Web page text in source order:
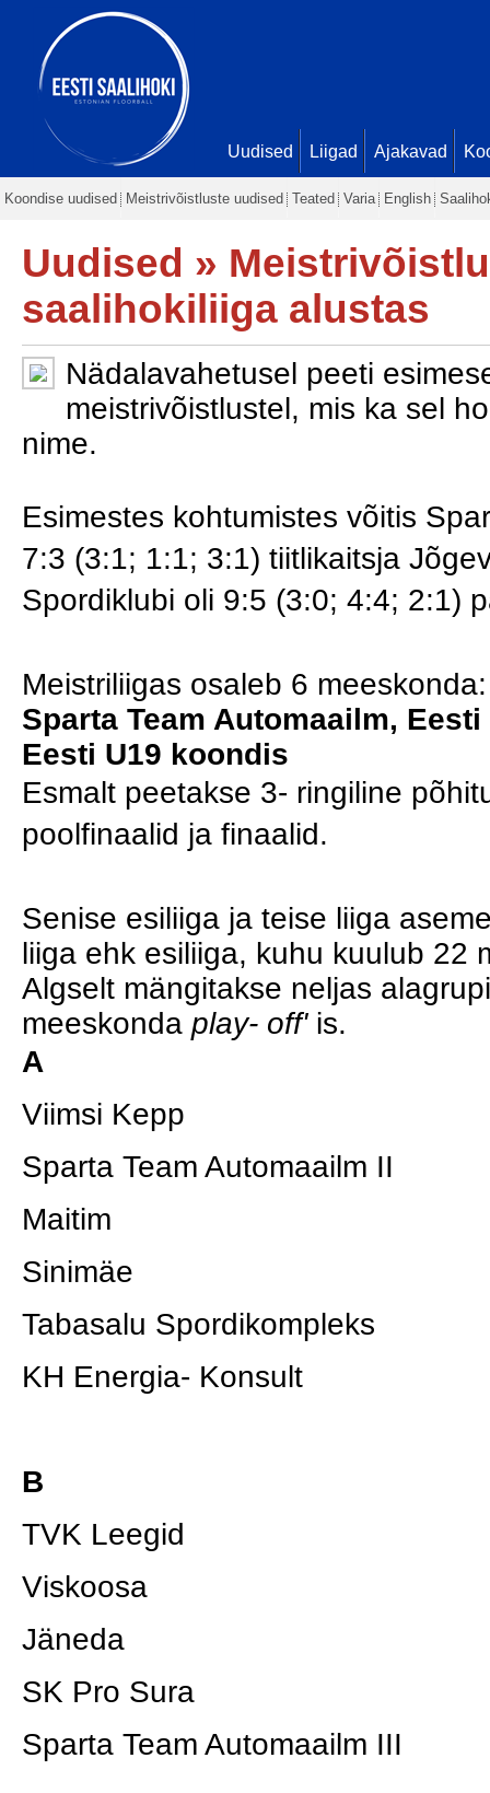
Uudised Liigad Ajakavad
Koondise uudised Meistrivõistluste uudised Teated Varia English
Uudised »
saalihokiliiga alustas
Nädalavahetusel peeti
meistrivõistlustel, mis ka sel
nime.
Esimestes kohtumistes võitis
7:3 (3:1; 1:1; 3:1) tiitlikaitsja
Spordiklubi oli 9:5 (3:0; 4:4; 2:1)
Meistriliigas osaleb 6
Sparta Team Automaailm,
Eesti U19 koondis
Esmalt peetakse 3- ringiline
poolfinaalid ja finaalid.
Senise esiliiga ja teise liiga
liiga ehk esiliiga, kuhu kuulub 22
Algselt mängitakse neljas
meeskonda play- off'is.
A
Viimsi Kepp
Sparta Team Automaailm II
Maitim
Sinimäe
Tabasalu Spordikompleks
KH Energia- Konsult
B
TVK Leegid
Viskoosa
Jäneda
SK Pro Sura
Sparta Team Automaailm III